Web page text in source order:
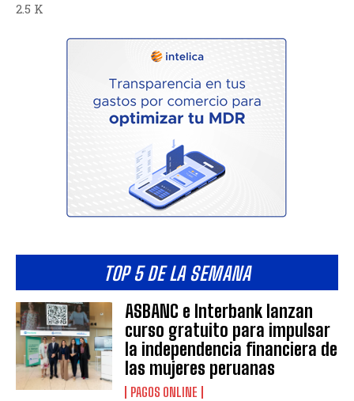
2.5 K
TOP 5 DE LA SEMANA
ASBANC e Interbank lanzan
curso gratuito para impulsar
la independencia financiera de
las mujeres peruanas
PAGOS ONLINE